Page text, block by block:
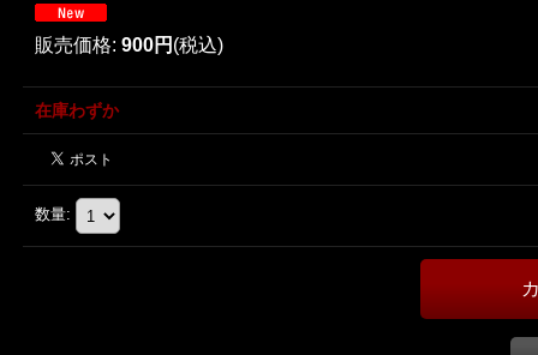
販売価格: 900円 (税込)
在庫わずか
数量: